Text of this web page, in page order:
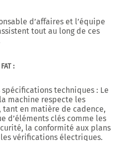
d’affaires et l’équipe
tout au long de ces
:
spécifications techniques : Le
machine respecte les
tant en matière de cadence,
d’éléments clés comme les
la conformité aux plans
vérifications électriques.